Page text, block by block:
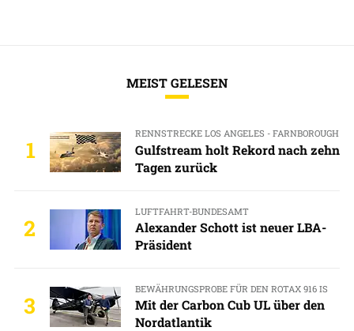
MEIST GELESEN
1
RENNSTRECKE LOS ANGELES - FARNBOROUGH
Gulfstream holt Rekord nach zehn
Tagen zurück
2
LUFTFAHRT-BUNDESAMT
Alexander Schott ist neuer LBA-
Präsident
3
BEWÄHRUNGSPROBE FÜR DEN ROTAX 916 IS
Mit der Carbon Cub UL über den
Nordatlantik